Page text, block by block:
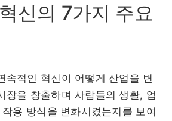
신의 7가지 주요
속적인 혁신이 어떻게 산업을 변
장을 창출하며 사람들의 생활, 업
용 방식을 변화시켰는지를 보여